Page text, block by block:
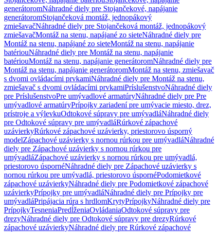
generátoromNáhradné diely pre Stojančekové, napájanie
generátoromStojančeková montáž, jednopákový
zmiešavačNáhradné diely pre Stojančeková montáž, jednopákový
zmiešavačMontáž na stenu, napájané zo sieteNáhradné diely pre
Montáž na stenu, napájané zo sieteMontáž na stenu, napájanie
batériouNáhradné diely pre Montáž na stenu, napájanie
batériouMontáž na stenu, napájanie generátoromNáhradné diely pre
Montáž na stenu, napájanie generátoromMontáž na stenu, zmiešavač
s dvomi ovládacími prvkamiNáhradné diely pre Montáž na stenu,
zmiešavač s dvomi ovládacími prvkamiPríslušenstvoNáhradné diely
pre PríslušenstvoPre umývadlové armatúryNáhradné diely pre Pre
umývadlové armatúryPrípojky zariadení pre umývacie miesto, drez,
prístroje a výlevkuOdtokové súpravy pre umývadláNáhradné diely
pre Odtokové súpravy pre umývadláRúrkové zápachové
uzávierkyRúrkové zápachové uzávierky, priestorovo úsporný
modelZápachové uzávierky s nornou rúrkou pre umývadláNáhradné
diely pre Zápachové uzávierky s nornou rúrkou pre
umývadláZápachové uzávierky s nornou rúrkou pre umývadlá,
priestorovo úspornéNáhradné diely pre Zápachové uzávierky s
nornou rúrkou pre umývadlá, priestorovo úspornéPodomietkové
zápachové uzávierkyNáhradné diely pre Podomietkové zápachové
uzávierkyPrípojky pre umývadláNáhradné diely pre Prípojky pre
umývadláPripájacia rúra s hrdlomKrytyPrípojkyNáhradné diely pre
PrípojkyTesneniaPredĺženiaOvládaniaOdtokové súpravy pre
drezyNáhradné diely pre Odtokové súpravy pre drezyRúrkové
zápachové uzávierkyNáhradné diely pre Rúrkové zápachové